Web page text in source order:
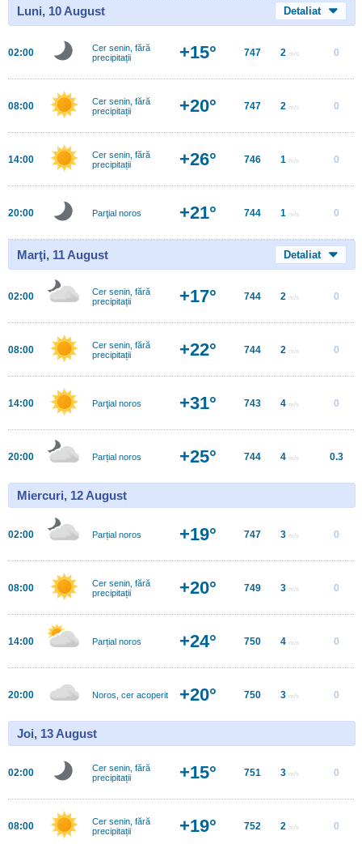
Luni, 10 August Detaliat
02:00
Cer senin, fără
precipitații
+15° 747 2 m/s 0
08:00
Cer senin, fără
precipitații
+20° 747 2 m/s 0
14:00
Cer senin, fără
precipitații
+26° 746 1 m/s 0
20:00 Parţial noros +21° 744 1 m/s 0
Marţi, 11 August Detaliat
02:00
Cer senin, fără
precipitații
+17° 744 2 m/s 0
08:00
Cer senin, fără
precipitații
+22° 744 2 m/s 0
14:00 Parţial noros +31° 743 4 m/s 0
20:00 Parțial noros +25° 744 4 m/s 0.3
Miercuri, 12 August
02:00 Parțial noros +19° 747 3 m/s 0
08:00
Cer senin, fără
precipitații
+20° 749 3 m/s 0
14:00 Parțial noros +24° 750 4 m/s 0
20:00 Noros, cer acoperit +20° 750 3 m/s 0
Joi, 13 August
02:00
Cer senin, fără
precipitații
+15° 751 3 m/s 0
08:00
Cer senin, fără
precipitații
+19° 752 2 m/s 0